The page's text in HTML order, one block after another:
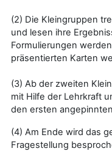
(2) Die Kleingruppen
und lesen ihre
Formulierungen
präsentierten Karten
(3) Ab der zweiten
mit Hilfe der Lehrkraft
den ersten
(4) Am Ende wird das
Fragestellung